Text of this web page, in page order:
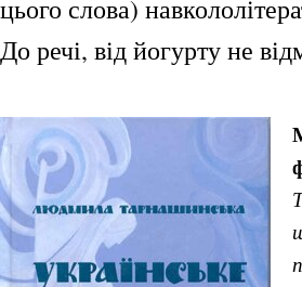
цього слова)
До речі, від йогурту не